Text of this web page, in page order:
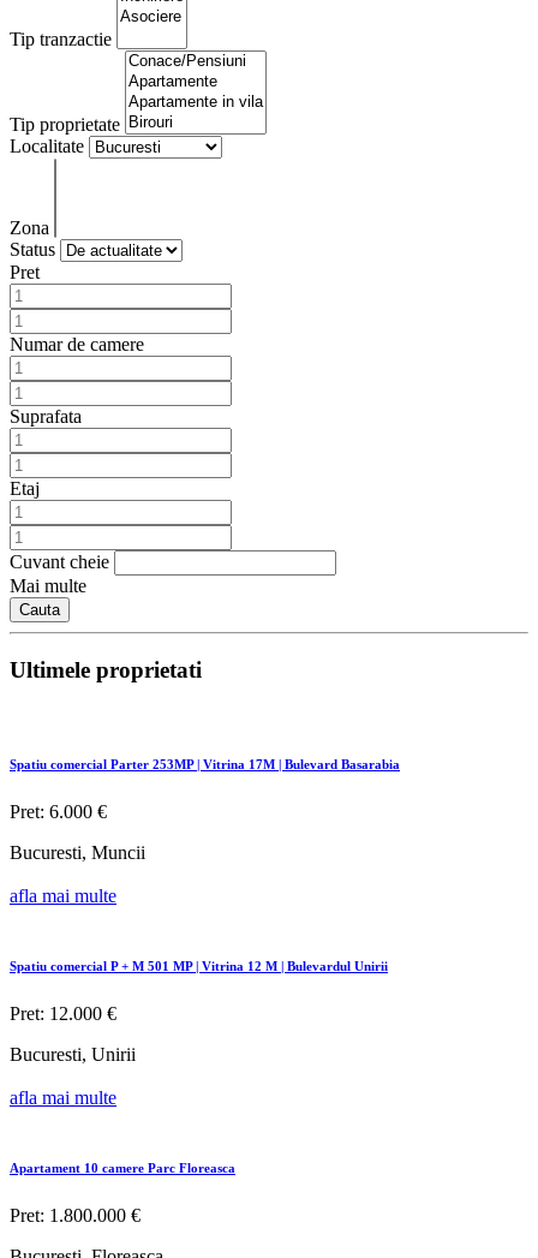
Tip tranzactie
Tip proprietate
Localitate
Zona
Status
Pret
Numar de camere
Suprafata
Etaj
Cuvant cheie
Mai multe
Cauta
Ultimele proprietati
Spatiu comercial Parter 253MP | Vitrina 17M | Bulevard Basarabia
Pret: 6.000 €
Bucuresti, Muncii
afla mai multe
Spatiu comercial P + M 501 MP | Vitrina 12 M | Bulevardul Unirii
Pret: 12.000 €
Bucuresti, Unirii
afla mai multe
Apartament 10 camere Parc Floreasca
Pret: 1.800.000 €